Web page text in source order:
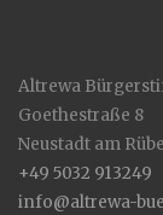
Altrewa
Goethestraße 8
Neustadt am
+49 5032 913249
info@altrewa-